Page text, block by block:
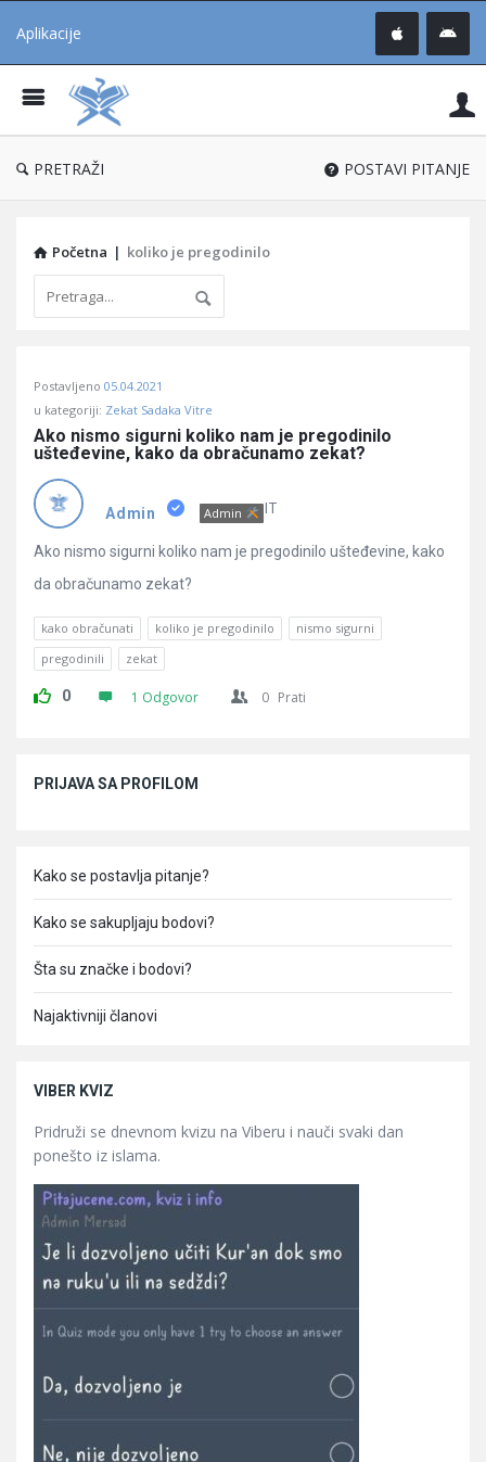
Aplikacije
®
PRETRAŽI POSTAVI PITANJE
Početna | koliko je pregodinilo
Učene
Latest
Pitanja
Postavljeno 05.04.2021
u kategoriji: Zekat Sadaka Vitre
Ako nismo sigurni koliko nam je pregodinilo
ušteđevine, kako da obračunamo zekat?
Admin Admin IT
Ako nismo sigurni koliko nam je pregodinilo ušteđevine, kako
da obračunamo zekat?
kako obračunati koliko je pregodinilo
nismo sigurni
pregodinili
zekat
0 1 Odgovor 0 Prati
PRIJAVA SA PROFILOM
Kako se postavlja pitanje?
Kako se sakupljaju bodovi?
Šta su značke i bodovi?
Najaktivniji članovi
VIBER KVIZ
Pridruži se dnevnom kvizu na Viberu i nauči svaki dan
ponešto iz islama.